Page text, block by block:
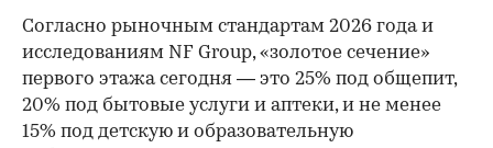
Согласно рыночным стандартам 2026 года и
исследованиям NF Group, «золотое сечение»
первого этажа сегодня — это 25% под общепит,
20% под бытовые услуги и аптеки, и не менее
15% под детскую и образовательную